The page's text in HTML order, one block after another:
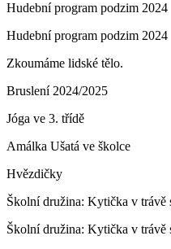
Hudební program podzim 2024
Hudební program podzim 2024
Zkoumáme lidské tělo.
Bruslení 2024/2025
Jóga ve 3. třídě
Amálka Ušatá ve školce
Hvězdičky
Školní družina: Kytička v trávě
Školní družina: Kytička v trávě